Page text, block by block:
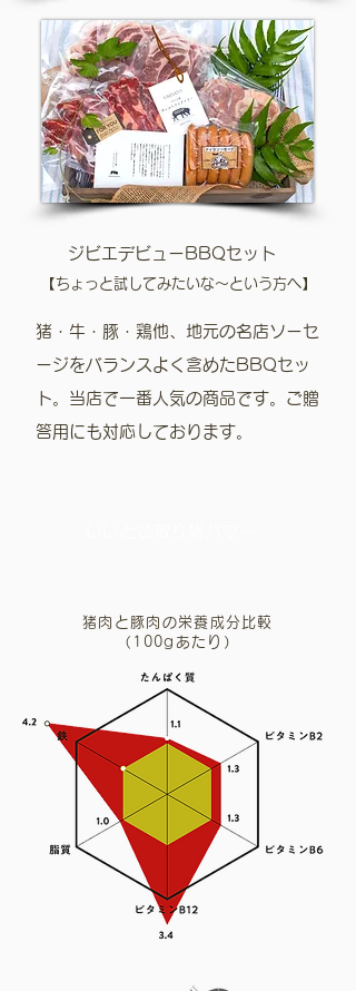
​ジビエデビューBBQセット
​【ちょっと試してみたいな〜という方へ】
​猪・牛・豚・鶏他、地元の名店ソーセ
ージをバランスよく含めたBBQセッ
ト。当店で一番人気の商品です。ご贈
答用にも対応しております。
猪肉と豚肉の栄養成分比較
（100gあたり）